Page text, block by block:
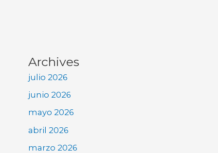
Archives
julio 2026
junio 2026
mayo 2026
abril 2026
marzo 2026